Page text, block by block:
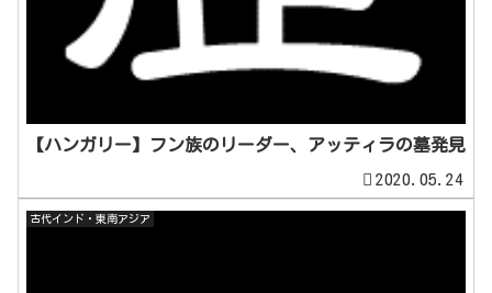
【ハンガリー】フン族のリーダー、アッティラの墓発見
2020.05.24
古代インド・東南アジア